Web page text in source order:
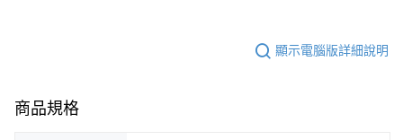
顯示電腦版詳細說明
商品規格